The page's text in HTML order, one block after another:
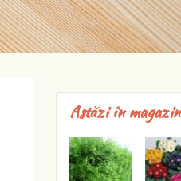
Astăzi în magazin